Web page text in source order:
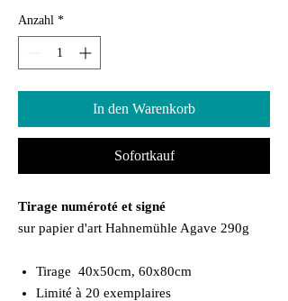
Anzahl *
In den Warenkorb
Sofortkauf
Tirage numéroté et signé
sur papier d'art Hahnemühle Agave 290g
Tirage 40x50cm, 60x80cm
Limité à 20 exemplaires